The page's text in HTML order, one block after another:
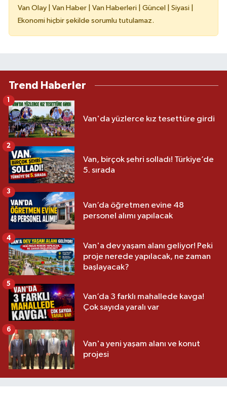
Van Olay | Van Haber | Van Haberleri | Güncel | Siyasi |
Ekonomi hiçbir şekilde sorumlu tutulamaz.
Trend Haberler
Van'da yüzlerce kız tesettüre girdi
Van, birçok şehri solladı! Türkiye’de
5. sırada
2
Van’da öğretmen evine 48
personel alımı yapılacak
3
Van'a dev yaşam alanı geliyor! Peki
proje nerede yapılacak, ne zaman
başlayacak?
4
Van’da 3 farklı mahallede kavga!
Çok sayıda yaralı var
5
Van'a yeni yaşam alanı ve konut
projesi
6